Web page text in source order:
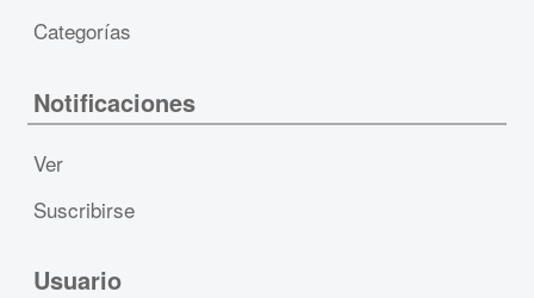
Categorías
Notificaciones
Ver
Suscribirse
Usuario